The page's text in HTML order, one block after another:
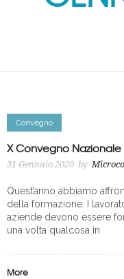
Convegno
X Convegno
31 Gennaio 2020 by
Quest’anno abbiamo
della formazione. I
aziende devono essere
una volta qualcosa in
More